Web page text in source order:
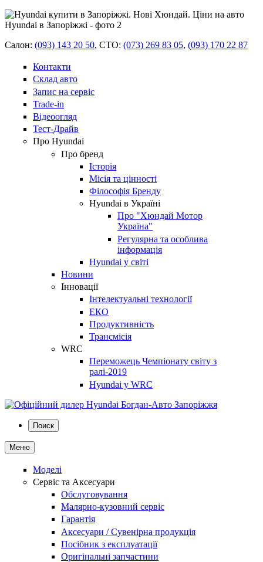
Салон: (093) 143 20 50, СТО: (073) 269 83 05, (093) 170 22 87
Контакти
Склад авто
Запис на сервіс
Trade-in
Відеоогляд
Тест-Драйв
Про Hyundai
Про бренд
Історія
Місія та цінності
Філософія Бренду
Hyundai в Україні
Про "Хюндай Мотор
Україна"
Регулярна та особлива
інформація
Hyundai у світі
Новини
Інновації
Інтелектуальні технології
ЕКО
Продуктивність
Трансмісія
WRC
Переможець Чемпіонату світу з
ралі-2019
Hyundai у WRC
Поиск
Меню
Моделі
Сервіс та Аксесуари
Обслуговування
Малярно-кузовний сервіс
Гарантія
Аксесуари / Сувенірна продукція
Посібник з експлуатації
Оригінальні запчастини